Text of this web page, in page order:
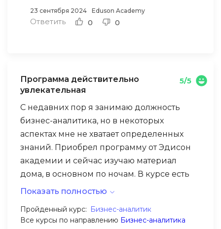
23 сентября 2024 Eduson Academy
Ответить 0 0
Программа действительно
увлекательная
5/5
С недавних пор я занимаю должность
бизнес-аналитика, но в некоторых
аспектах мне не хватает определенных
знаний. Приобрел программу от Эдисон
академии и сейчас изучаю материал
дома, в основном по ночам. В курсе есть
уроки, содержащие информацию, с
мне нужно уделять им особое внимание.
Программа действительно увлекательная
даже для работающего специалиста,
Показать полностью
Пройденный курс:
Бизнес-аналитик
Все курсы по направлению Бизнес-аналитика